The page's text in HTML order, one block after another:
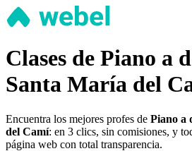
Clases de Piano a
Santa María del
Encuentra los mejores profes de Piano a
del Camí: en 3 clics, sin comisiones, y
página web con total transparencia.